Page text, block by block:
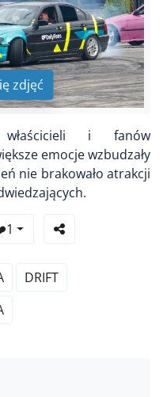
zdjęć
właścicieli i fanów
emocje wzbudzały
nie brakowało atrakcji
1
DRIFT